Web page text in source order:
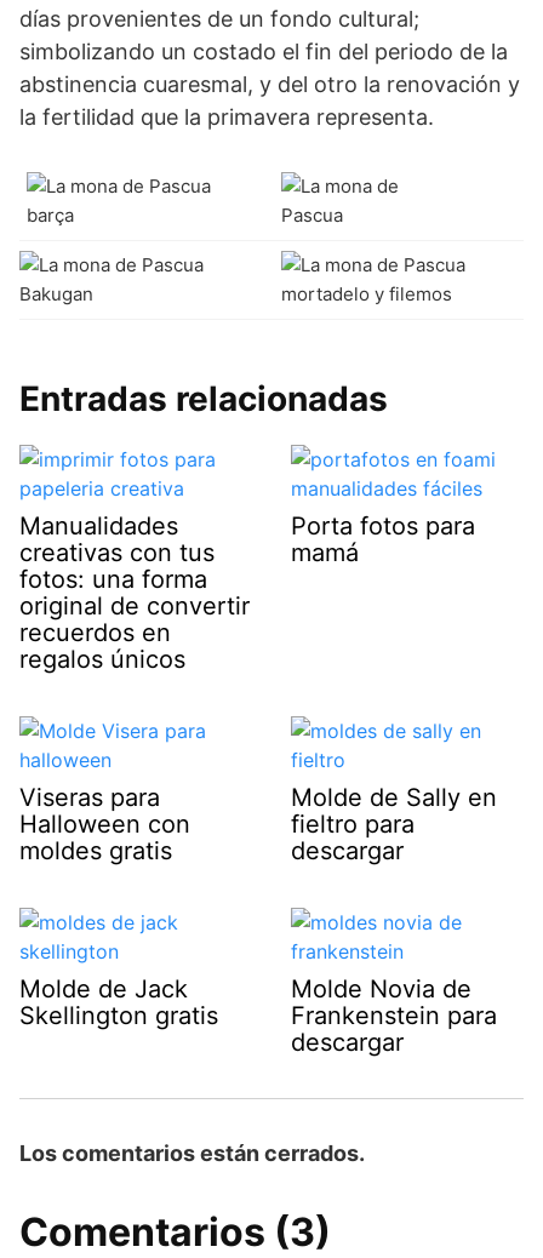
días provenientes de un fondo cultural;
simbolizando un costado el fin del periodo de la
abstinencia cuaresmal, y del otro la renovación y
la fertilidad que la primavera representa.
Entradas relacionadas
Manualidades
creativas con tus
fotos: una forma
original de convertir
recuerdos en
regalos únicos
Porta fotos para
mamá
Viseras para
Halloween con
moldes gratis
Molde de Sally en
fieltro para
descargar
Molde de Jack
Skellington gratis
Molde Novia de
Frankenstein para
descargar
Los comentarios están cerrados.
Comentarios (3)